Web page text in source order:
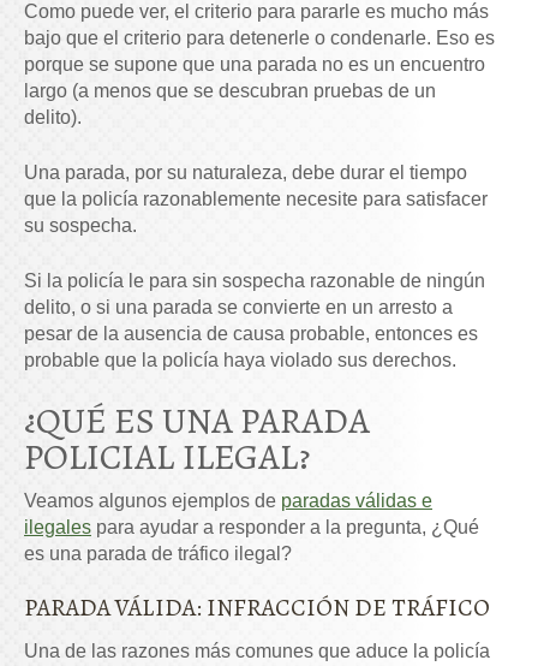
Como puede ver, el criterio para pararle es mucho más
bajo que el criterio para detenerle o condenarle. Eso es
porque se supone que una parada no es un encuentro
largo (a menos que se descubran pruebas de un
delito).
Una parada, por su naturaleza, debe durar el tiempo
que la policía razonablemente necesite para satisfacer
su sospecha.
Si la policía le para sin sospecha razonable de ningún
delito, o si una parada se convierte en un arresto a
pesar de la ausencia de causa probable, entonces es
probable que la policía haya violado sus derechos.
¿QUÉ ES UNA PARADA
POLICIAL ILEGAL?
Veamos algunos ejemplos de paradas válidas e
ilegales para ayudar a responder a la pregunta, ¿Qué
es una parada de tráfico ilegal?
PARADA VÁLIDA: INFRACCIÓN DE TRÁFICO
Una de las razones más comunes que aduce la policía